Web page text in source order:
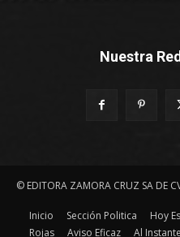
Nuestra
© EDITORA ZAMORA CRUZ SA DE
Inicio Sección Politica Hoy
Rojas
Aviso Eficaz Al Instante